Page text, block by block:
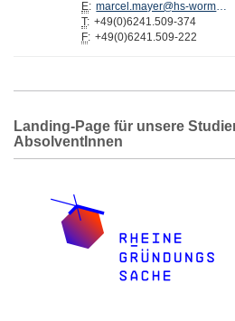
E:
marcel.mayer@hs-worms.de
T: +49(0)6241.509-374
F: +49(0)6241.509-222
Landing-Page für unsere
AbsolventInnen